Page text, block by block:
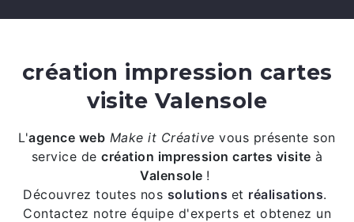
création impression cartes
visite Valensole
L'agence web Make it Créativevous présente son
service de création impression cartes visite à
Valensole !
Découvrez toutes nos solutions et réalisations.
Contactez notre équipe d'experts et obtenez un